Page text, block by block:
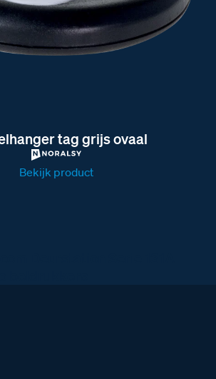
tag grijs ovaal
Bekijk product